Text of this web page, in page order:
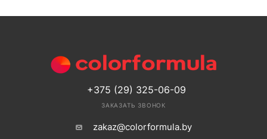
+375 (29) 325-06-09
ЗАКАЗАТЬ ЗВОНОК
zakaz@colorformula.by